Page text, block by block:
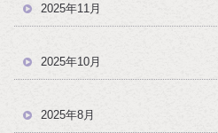
2025年11月
2025年10月
2025年8月